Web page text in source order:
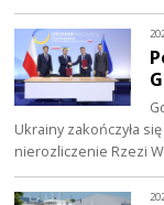
Ukrainy zakończyła
nierozliczenie Rzezi